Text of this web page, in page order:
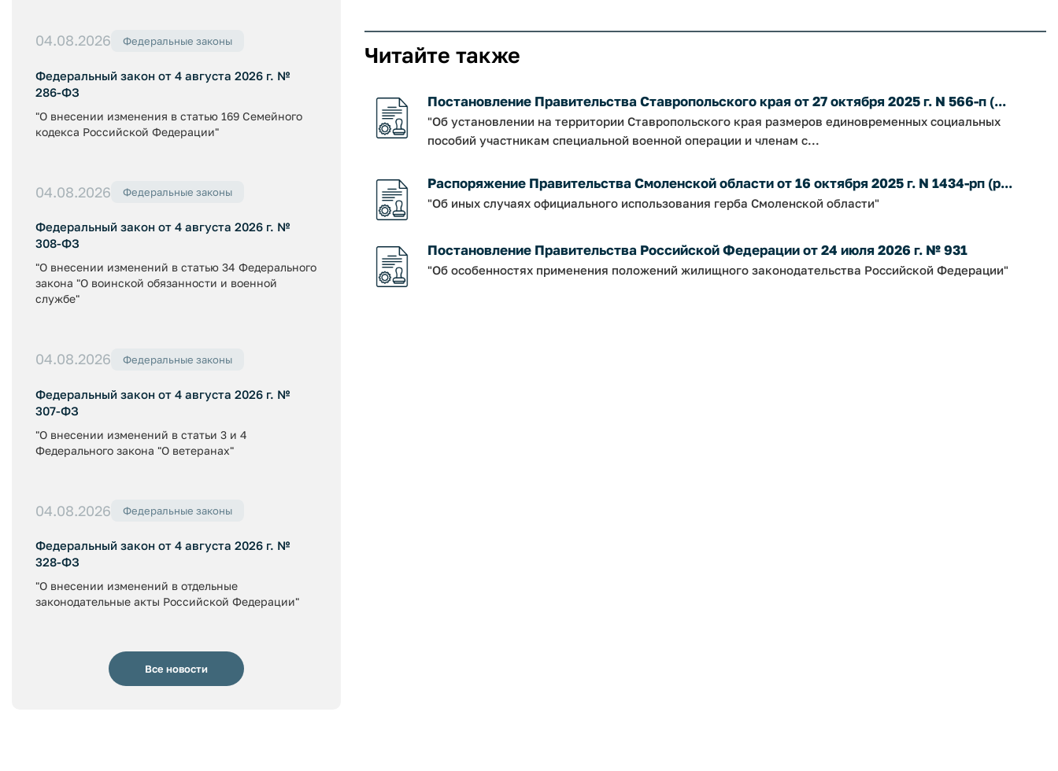
04.08.2026 Федеральные законы
Федеральный закон от 4 августа 2026 г. №
286-ФЗ
"О внесении изменения в статью 169 Семейного
кодекса Российской Федерации"
04.08.2026 Федеральные законы
Федеральный закон от 4 августа 2026 г. №
308-ФЗ
"О внесении изменений в статью 34 Федерального
закона "О воинской обязанности и военной
службе"
04.08.2026 Федеральные законы
Федеральный закон от 4 августа 2026 г. №
307-ФЗ
"О внесении изменений в статьи 3 и 4
Федерального закона "О ветеранах"
04.08.2026 Федеральные законы
Федеральный закон от 4 августа 2026 г. №
328-ФЗ
"О внесении изменений в отдельные
законодательные акты Российской Федерации"
Все новости
Читайте также
Постановление Правительства Ставропольского края от 27 октября 2025 г. N 566-п (...
"Об установлении на территории Ставропольского края размеров единовременных социальных
пособий участникам специальной военной операции и членам с...
Распоряжение Правительства Смоленской области от 16 октября 2025 г. N 1434-рп (р...
"Об иных случаях официального использования герба Смоленской области"
Постановление Правительства Российской Федерации от 24 июля 2026 г. № 931
"Об особенностях применения положений жилищного законодательства Российской Федерации"